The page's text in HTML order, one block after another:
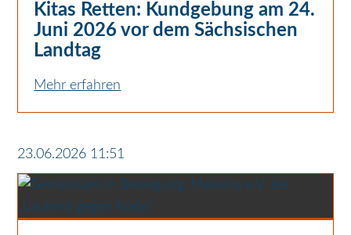
Kitas Retten: Kundgebung am 24.
Juni 2026 vor dem Sächsischen
Landtag
Mehr erfahren
23.06.2026 11:51